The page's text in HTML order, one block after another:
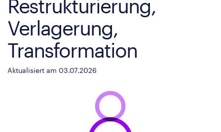
Restrukturierung,
Verlagerung,
Transformation
Aktualisiert am 03.07.2026